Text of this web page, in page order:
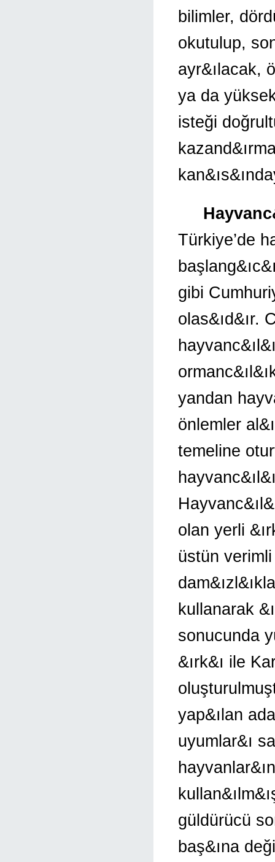
bilimler,
okutulup,
ayr&ılacak,
ya da
isteği
Türkiye’de
gibi
olas&ıd&ır.
yandan
önlemler
temeline
olan yerli
üstün verimli
kullanarak
sonucunda
&ırk&ı ile
yap&ılan
uyumlar&ı
güldürücü
baş&ına